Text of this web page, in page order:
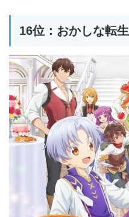
16位：おかしな転生